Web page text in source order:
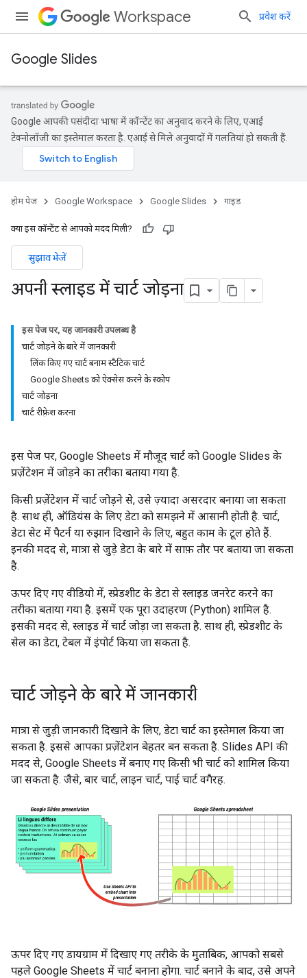
Workspace प्रवेश करें
Google Slides
Google आपकी पसंदीदा भाषा में कॉन्टेंट का अनुवाद करने के लिए, एआई
टेक्नोलॉजी का इस्तेमाल करता है. एआई से मिले अनुवादों में गलतियां हो सकती हैं.
होम पेज Google Workspace Google Slides गाइड
क्या इस कॉन्टेंट से आपको मदद मिली?
सुझाव भेजें
अपनी स्लाइड में चार्ट जोड़ना
इस पेज पर, यह जानकारी उपलब्ध है
चार्ट जोड़ने के बारे में जानकारी
लिंक किए गए चार्ट बनाम स्टैटिक चार्ट
Google Sheets को ऐक्सेस करने के स्कोप
चार्ट जोड़ना
चार्ट रीफ़्रेश करना
इस पेज पर, Google Sheets में मौजूद चार्ट को Google Slides के
प्रज़ेंटेशन में जोड़ने का तरीका बताया गया है.
किसी प्रज़ेंटेशन में चार्ट जोड़ने से, उसे ज़्यादा असरदार बनाया जा सकता
है. साथ ही, ऑडियंस के लिए डेटा को समझने में आसानी होती है. चार्ट,
डेटा सेट में पैटर्न या रुझान दिखाने के लिए, बहुत काम के टूल होते हैं.
इनकी मदद से, मात्रा से जुड़े डेटा के बारे में साफ़ तौर पर बताया जा सकता
है.
ऊपर दिए गए वीडियो में, स्प्रेडशीट के डेटा से स्लाइड जनरेट करने का
तरीका बताया गया है. इसमें एक पूरा उदाहरण (Python) शामिल है.
इसकी मदद से, स्लाइड में चार्ट जोड़ा जा सकता है. साथ ही, स्प्रेडशीट के
सेल का डेटा, टेबल में इंपोर्ट किया जा सकता है.
चार्ट जोड़ने के बारे में जानकारी
मात्रा से जुड़ी जानकारी दिखाने के लिए, डेटा चार्ट का इस्तेमाल किया जा
सकता है. इससे आपका प्रज़ेंटेशन बेहतर बन सकता है. Slides API की
मदद से, Google Sheets में बनाए गए किसी भी चार्ट को शामिल किया
जा सकता है. जैसे, बार चार्ट, लाइन चार्ट, पाई चार्ट वगैरह.
ऊपर दिए गए डायग्राम में दिखाए गए तरीके के मुताबिक, आपको सबसे
पहले Google Sheets में चार्ट बनाना होगा. चार्ट बनाने के बाद, उसे अपने